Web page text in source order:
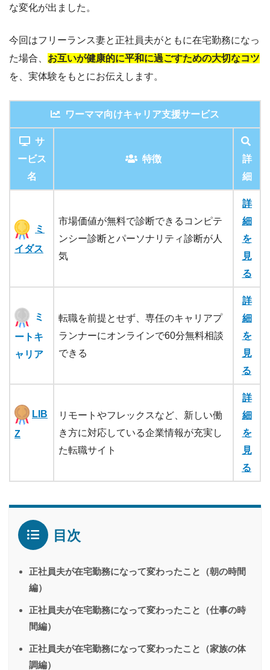
な変化が出ました。
今回はフリーランス妻と正社員夫がともに在宅勤務になっ
た場合、 お互いが健康的に平和に過ごすための大切なコツ
を、実体験をもとにお伝えします。
ワーママ向けキャリア支援サービス
サ
ービス
名
特徴
詳
細
ミ
イダス
市場価値が無料で診断できるコンピテ
ンシー診断とパーソナリティ診断が人
気
詳
細
を
見
る
ミ
ートキ
ャリア
転職を前提とせず、専任のキャリアプ
ランナーにオンラインで60分無料相談
できる
詳
細
を
見
る
LIB
Z
リモートやフレックスなど、新しい働
き方に対応している企業情報が充実し
た転職サイト
詳
細
を
見
る
目次
正社員夫が在宅勤務になって変わったこと（朝の時間
編）
正社員夫が在宅勤務になって変わったこと（仕事の時
間編）
正社員夫が在宅勤務になって変わったこと（家族の体
調編）